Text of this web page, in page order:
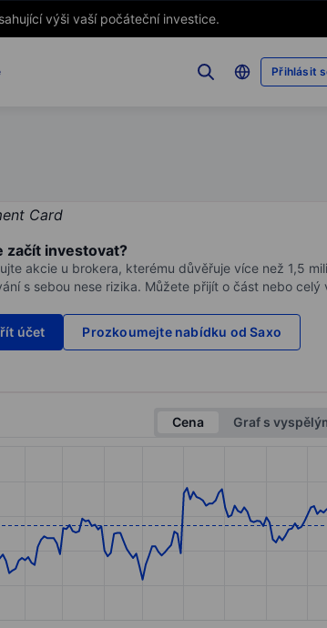
výši vaší počáteční investice.
Přihlásit
začít investovat?
akcie u brokera, kterému důvěřuje více než 1,5
s sebou nese rizika. Můžete přijít o část nebo celý
účet
Prozkoumejte nabídku od Saxo
Cena
Graf s